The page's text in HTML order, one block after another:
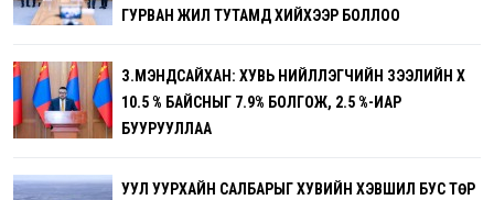
ГУРВАН ЖИЛ ТУТАМД ХИЙХЭЭР БОЛЛОО
З.МЭНДСАЙХАН: ХУВЬ НИЙЛҮҮЛЭГЧИЙН ЗЭЭЛИЙН ХҮҮ
10.5 % БАЙСНЫГ 7.9% БОЛГОЖ, 2.5 %-ИАР
БУУРУУЛЛАА
УУЛ УУРХАЙН САЛБАРЫГ ХУВИЙН ХЭВШИЛ БУС ТӨР